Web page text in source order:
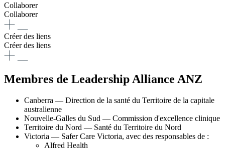
Collaborer
Collaborer
Créer des liens
Créer des liens
Membres de Leadership Alliance ANZ
Canberra — Direction de la santé du Territoire de la capitale
australienne
Nouvelle-Galles du Sud — Commission d'excellence clinique
Territoire du Nord — Santé du Territoire du Nord
Victoria — Safer Care Victoria, avec des responsables de :
Alfred Health